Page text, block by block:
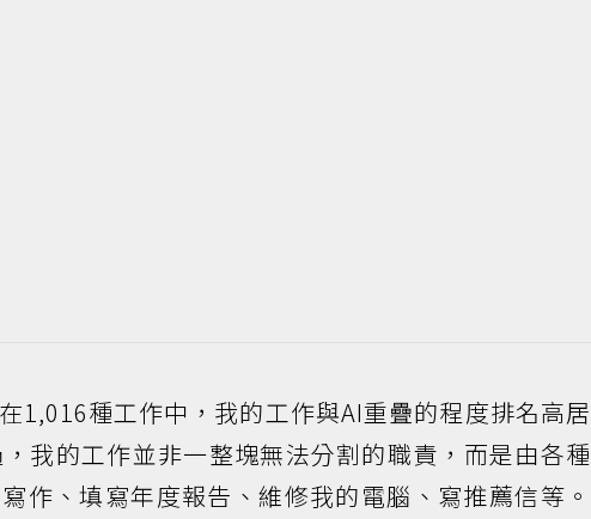
1,016種工作中，我的工作與AI重疊的程度排名高居
我的工作並非一整塊無法分割的職責，而是由各種
作、填寫年度報告、維修我的電腦、寫推薦信等。